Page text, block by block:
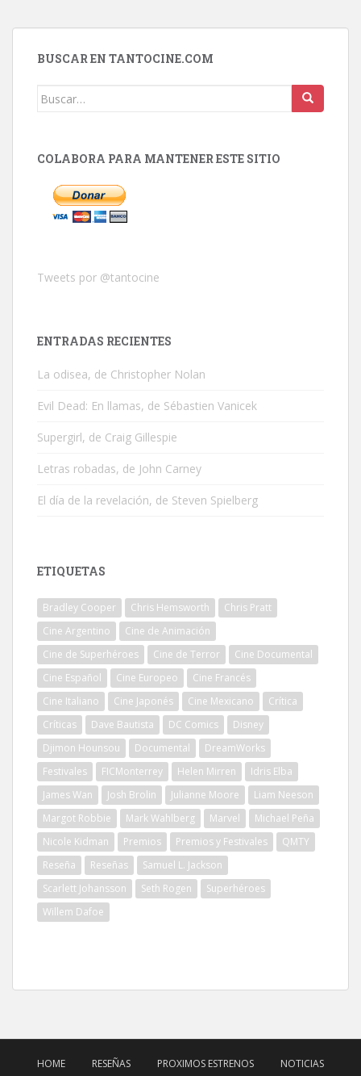
BUSCAR EN TANTOCINE.COM
Buscar:
COLABORA PARA MANTENER ESTE SITIO
Tweets por @tantocine
ENTRADAS RECIENTES
La odisea, de Christopher Nolan
Evil Dead: En llamas, de Sébastien Vanicek
Supergirl, de Craig Gillespie
Letras robadas, de John Carney
El día de la revelación, de Steven Spielberg
ETIQUETAS
Bradley Cooper Chris Hemsworth
Chris Pratt
Cine Argentino
Cine de Animación
Cine de Superhéroes
Cine de Terror
Cine Documental
Cine Español
Cine Europeo
Cine Francés
Cine Italiano
Cine Japonés Cine Mexicano
Crítica
Críticas
Dave Bautista DC Comics
Disney
Djimon Hounsou
Documental
DreamWorks
Festivales
FICMonterrey Helen Mirren
Idris Elba
James Wan
Josh Brolin Julianne Moore
Liam Neeson
Margot Robbie
Mark Wahlberg Marvel
Michael Peña
Nicole Kidman
Premios Premios y Festivales
QMTY
Reseña
Reseñas
Samuel L. Jackson
Scarlett Johansson
Seth Rogen
Superhéroes
Willem Dafoe
HOME RESEÑAS PROXIMOS ESTRENOS NOTICIAS